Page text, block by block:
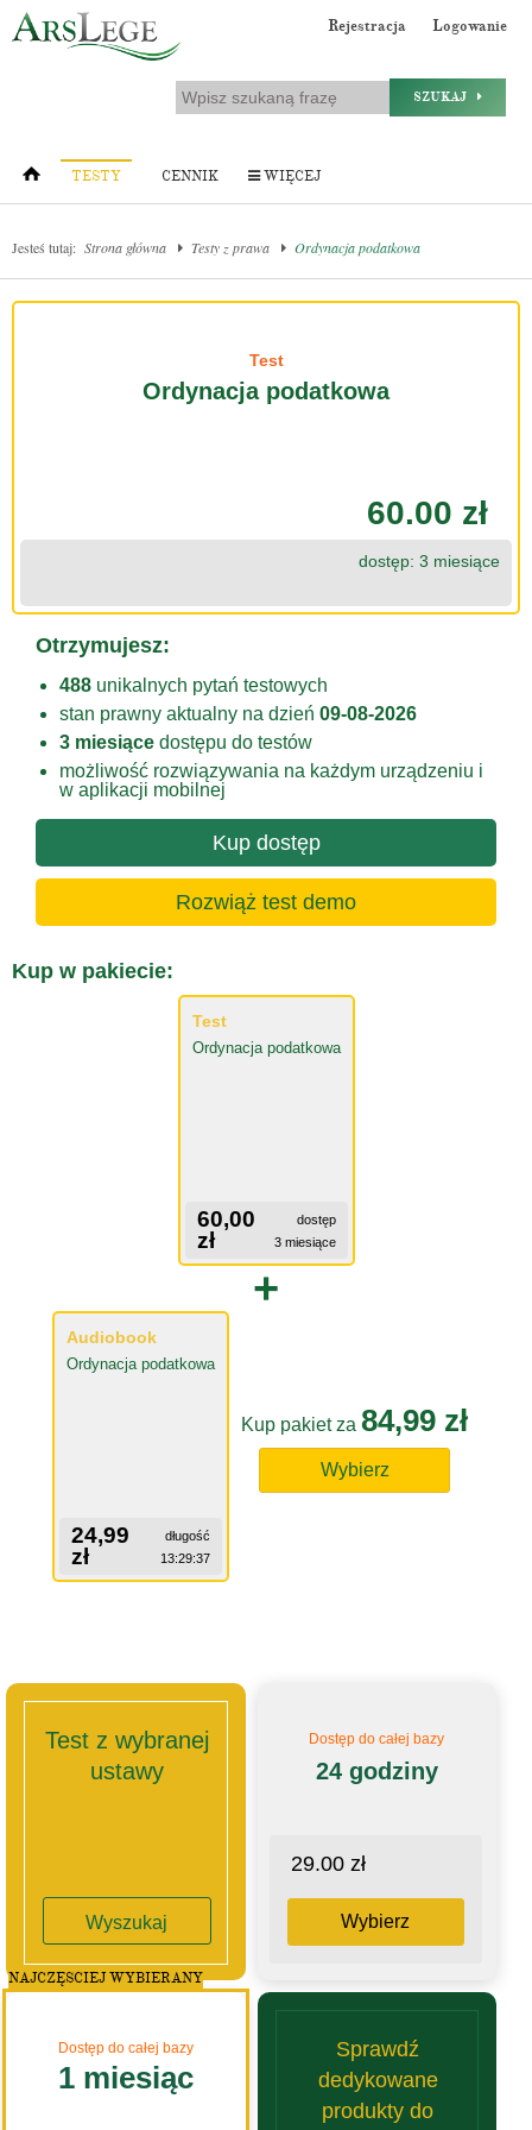
Rejestracja Logowanie
SZUKAJ
TESTY CENNIK WIĘCEJ
Jesteś tutaj: Strona główna Testy z prawa Ordynacja podatkowa
Test
Ordynacja podatkowa
60.00 zł
dostęp: 3 miesiące
Otrzymujesz:
488 unikalnych pytań testowych
stan prawny aktualny na dzień 09-08-2026
3 miesiące dostępu do testów
możliwość rozwiązywania na każdym urządzeniu i
w aplikacji mobilnej
Kup dostęp
Rozwiąż test demo
Kup w pakiecie:
Test
Ordynacja podatkowa
60,00
zł
dostęp
3 miesiące
+
Audiobook
Ordynacja podatkowa
24,99
zł
długość
13:29:37
Kup pakiet za 84,99 zł
Wybierz
Test z wybranej
ustawy
Wyszukaj
Dostęp do całej bazy
24 godziny
29.00 zł
Wybierz
Dostęp do całej bazy
1 miesiąc
NAJCZĘSCIEJ WYBIERANY
Sprawdź
dedykowane
produkty do